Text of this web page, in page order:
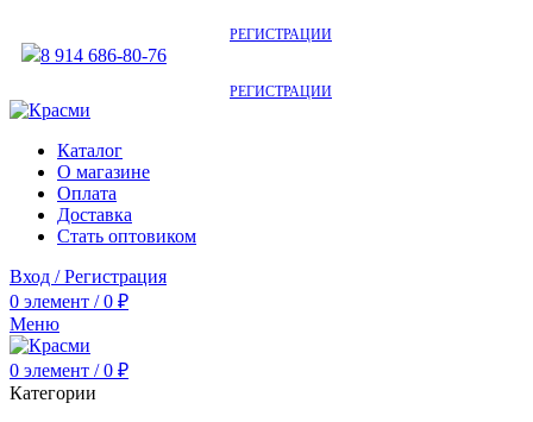
РЕГИСТРАЦИИ
8 914 686-80-76
РЕГИСТРАЦИИ
Каталог
О магазине
Оплата
Доставка
Стать оптовиком
Вход / Регистрация
0 элемент / 0 ₽
Меню
0 элемент / 0 ₽
Категории